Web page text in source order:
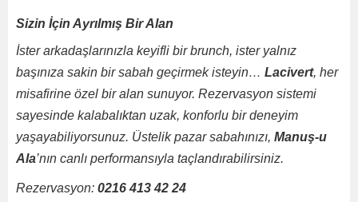
Sizin İçin Ayrılmış Bir Alan
İster arkadaşlarınızla keyifli bir brunch, ister yalnız
başınıza sakin bir sabah geçirmek isteyin… Lacivert, her
misafirine özel bir alan sunuyor. Rezervasyon sistemi
sayesinde kalabalıktan uzak, konforlu bir deneyim
yaşayabiliyorsunuz. Üstelik pazar sabahınızı, Manuş-u
Ala’nın canlı performansıyla taçlandırabilirsiniz.
Rezervasyon: 0216 413 42 24